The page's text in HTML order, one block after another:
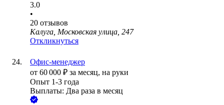
3.0
•
20 отзывов
Калуга, Московская улица, 247
Откликнуться
Офис‑менеджер
от 60 000 ₽ за месяц, на руки
Опыт 1-3 года
Выплаты: Два раза в месяц